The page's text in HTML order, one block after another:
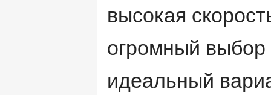
высокая
огромный выбор
идеальный